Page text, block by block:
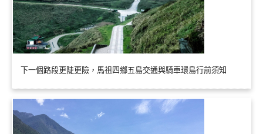
下一個路段更陡更險，馬祖四鄉五島交通與騎車環島行前須知